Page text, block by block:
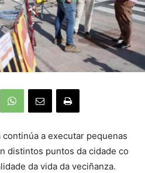
a executar pequenas
distintos puntos da cidade co
da vida da veciñanza.